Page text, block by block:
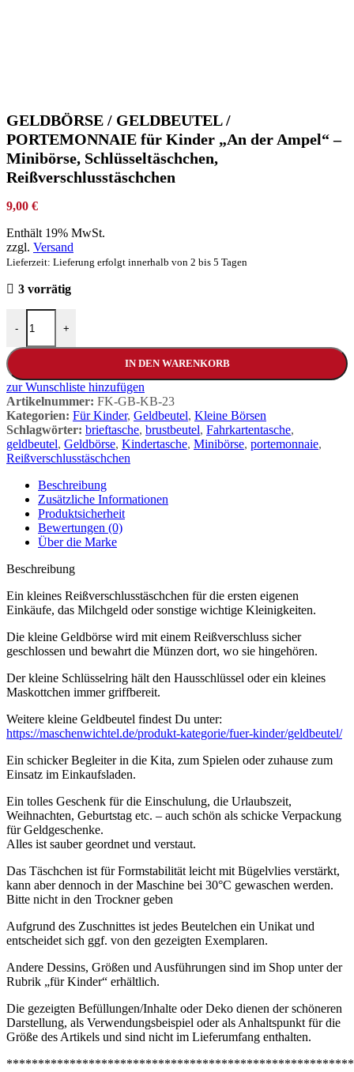
GELDBÖRSE / GELDBEUTEL /
PORTEMONNAIE für Kinder „An der Ampel“ –
Minibörse, Schlüsseltäschchen,
Reißverschlusstäschchen
9,00 €
Enthält 19% MwSt.
zzgl. Versand
Lieferzeit: Lieferung erfolgt innerhalb von 2 bis 5 Tagen
3 vorrätig
- +
IN DEN WARENKORB
zur Wunschliste hinzufügen
Artikelnummer: FK-GB-KB-23
Kategorien: Für Kinder, Geldbeutel, Kleine Börsen
Schlagwörter: brieftasche, brustbeutel, Fahrkartentasche,
geldbeutel, Geldbörse, Kindertasche, Minibörse, portemonnaie,
Reißverschlusstäschchen
Beschreibung
Zusätzliche Informationen
Produktsicherheit
Bewertungen (0)
Über die Marke
Beschreibung
Ein kleines Reißverschlusstäschchen für die ersten eigenen
Einkäufe, das Milchgeld oder sonstige wichtige Kleinigkeiten.
Die kleine Geldbörse wird mit einem Reißverschluss sicher
geschlossen und bewahrt die Münzen dort, wo sie hingehören.
Der kleine Schlüsselring hält den Hausschlüssel oder ein kleines
Maskottchen immer griffbereit.
Weitere kleine Geldbeutel findest Du unter:
https://maschenwichtel.de/produkt-kategorie/fuer-kinder/geldbeutel/
Ein schicker Begleiter in die Kita, zum Spielen oder zuhause zum
Einsatz im Einkaufsladen.
Ein tolles Geschenk für die Einschulung, die Urlaubszeit,
Weihnachten, Geburtstag etc. – auch schön als schicke Verpackung
für Geldgeschenke.
Alles ist sauber geordnet und verstaut.
Das Täschchen ist für Formstabilität leicht mit Bügelvlies verstärkt,
kann aber dennoch in der Maschine bei 30°C gewaschen werden.
Bitte nicht in den Trockner geben
Aufgrund des Zuschnittes ist jedes Beutelchen ein Unikat und
entscheidet sich ggf. von den gezeigten Exemplaren.
Andere Dessins, Größen und Ausführungen sind im Shop unter der
Rubrik „für Kinder“ erhältlich.
Die gezeigten Befüllungen/Inhalte oder Deko dienen der schöneren
Darstellung, als Verwendungsbeispiel oder als Anhaltspunkt für die
Größe des Artikels und sind nicht im Lieferumfang enthalten.